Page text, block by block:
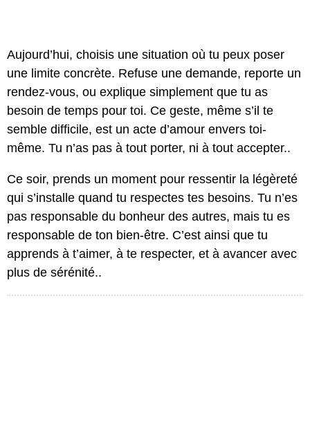
Aujourd’hui, choisis une situation où tu peux poser
une limite concrète. Refuse une demande, reporte un
rendez-vous, ou explique simplement que tu as
besoin de temps pour toi. Ce geste, même s’il te
semble difficile, est un acte d’amour envers toi-
même. Tu n’as pas à tout porter, ni à tout accepter..
Ce soir, prends un moment pour ressentir la légèreté
qui s’installe quand tu respectes tes besoins. Tu n’es
pas responsable du bonheur des autres, mais tu es
responsable de ton bien-être. C’est ainsi que tu
apprends à t’aimer, à te respecter, et à avancer avec
plus de sérénité..